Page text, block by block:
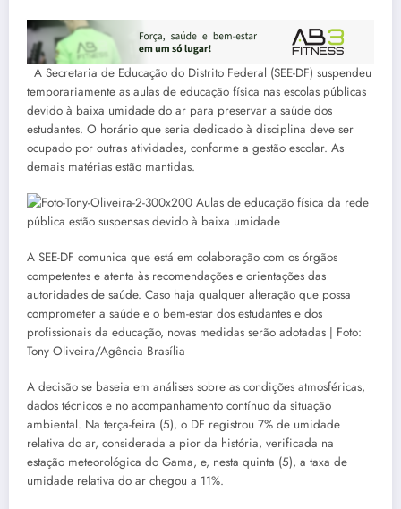
A Secretaria de Educação do Distrito Federal (SEE-DF) suspendeu
temporariamente as aulas de educação física nas escolas públicas
devido à baixa umidade do ar para preservar a saúde dos
estudantes. O horário que seria dedicado à disciplina deve ser
ocupado por outras atividades, conforme a gestão escolar. As
demais matérias estão mantidas.
A SEE-DF comunica que está em colaboração com os órgãos
competentes e atenta às recomendações e orientações das
autoridades de saúde. Caso haja qualquer alteração que possa
comprometer a saúde e o bem-estar dos estudantes e dos
profissionais da educação, novas medidas serão adotadas | Foto:
Tony Oliveira/Agência Brasília
A decisão se baseia em análises sobre as condições atmosféricas,
dados técnicos e no acompanhamento contínuo da situação
ambiental. Na terça-feira (5), o DF registrou 7% de umidade
relativa do ar, considerada a pior da história, verificada na
estação meteorológica do Gama, e, nesta quinta (5), a taxa de
umidade relativa do ar chegou a 11%.